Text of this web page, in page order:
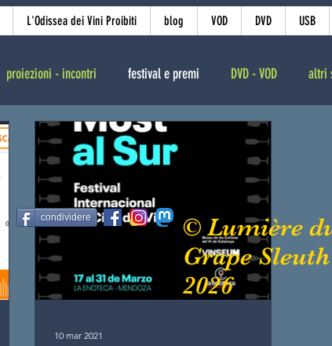
L'Odissea dei Vini Proibiti blog VOD DVD USB
proiezioni - incontri festival e premi DVD - VOD altri
10 mar 2021
condividere
© Lumière
Grape
2026